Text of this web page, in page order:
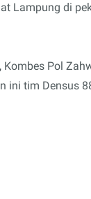
Lampung di
Pol
ini tim Densus